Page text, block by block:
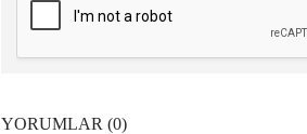
YORUMLAR (0)